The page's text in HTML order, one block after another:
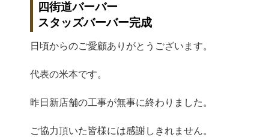
四街道バーバー
スタッズバーバー完成
日頃からのご愛顧ありがとうございます。
代表の米本です。
昨日新店舗の工事が無事に終わりました。
ご協力頂いた皆様には感謝しきれません。